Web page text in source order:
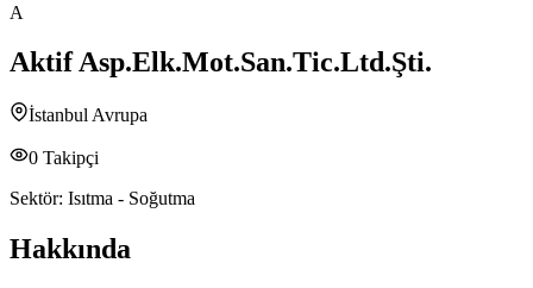
A
Aktif Asp.Elk.Mot.San.Tic.Ltd.Şti.
İstanbul Avrupa
0 Takipçi
Sektör: Isıtma - Soğutma
Hakkında